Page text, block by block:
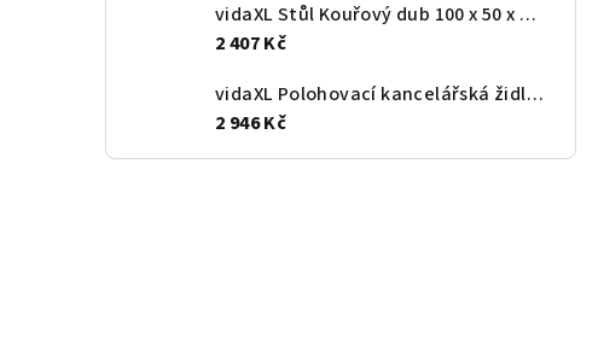
vidaXL Stůl Kouřový dub 100 x 50 x 86,5 cm Kompozitní dřevo
2 407 Kč
vidaXL Polohovací kancelářská židle světle šedá samet
2 946 Kč